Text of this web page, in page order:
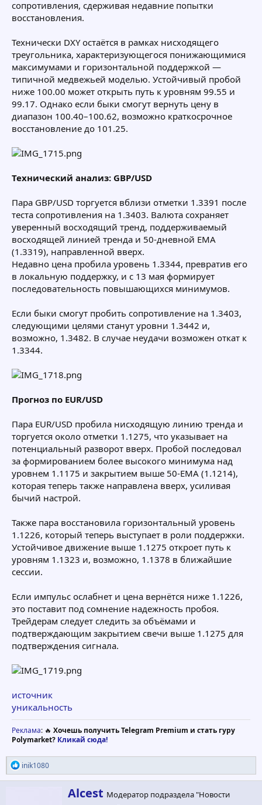
сопротивления, сдерживая недавние попытки
восстановления.
Технически DXY остаётся в рамках нисходящего
треугольника, характеризующегося понижающимися
максимумами и горизонтальной поддержкой —
типичной медвежьей моделью. Устойчивый пробой
ниже 100.00 может открыть путь к уровням 99.55 и
99.17. Однако если быки смогут вернуть цену в
диапазон 100.40–100.62, возможно краткосрочное
восстановление до 101.25.
Технический анализ: GBP/USD
Пара GBP/USD торгуется вблизи отметки 1.3391 после
теста сопротивления на 1.3403. Валюта сохраняет
уверенный восходящий тренд, поддерживаемый
восходящей линией тренда и 50-дневной EMA
(1.3319), направленной вверх.
Недавно цена пробила уровень 1.3344, превратив его
в локальную поддержку, и с 13 мая формирует
последовательность повышающихся минимумов.
Если быки смогут пробить сопротивление на 1.3403,
следующими целями станут уровни 1.3442 и,
возможно, 1.3482. В случае неудачи возможен откат к
1.3344.
Прогноз по EUR/USD
Пара EUR/USD пробила нисходящую линию тренда и
торгуется около отметки 1.1275, что указывает на
потенциальный разворот вверх. Пробой последовал
за формированием более высокого минимума над
уровнем 1.1175 и закрытием выше 50-EMA (1.1214),
которая теперь также направлена вверх, усиливая
бычий настрой.
Также пара восстановила горизонтальный уровень
1.1226, который теперь выступает в роли поддержки.
Устойчивое движение выше 1.1275 откроет путь к
уровням 1.1323 и, возможно, 1.1378 в ближайшие
сессии.
Если импульс ослабнет и цена вернётся ниже 1.1226,
это поставит под сомнение надежность пробоя.
Трейдерам следует следить за объёмами и
подтверждающим закрытием свечи выше 1.1275 для
подтверждения сигнала.
источник
уникальность
Реклама: 🔥 Хочешь получить Telegram Premium и стать гуру
Polymarket? Кликай сюда!
Р
е
а
inik1080
А
вAlcest Модератор подраздела "Новости